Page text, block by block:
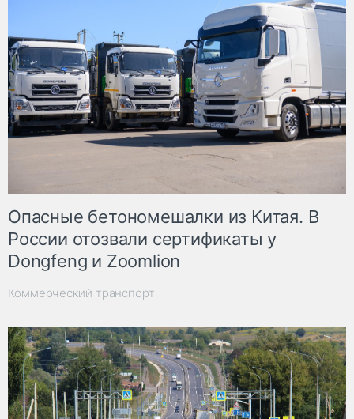
Опасные бетономешалки из Китая. В
России отозвали сертификаты у
Dongfeng и Zoomlion
Коммерческий транспорт